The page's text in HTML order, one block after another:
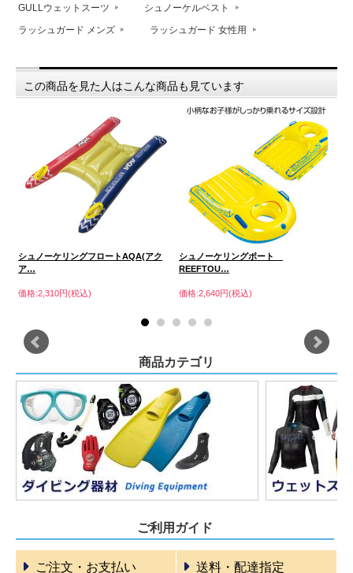
GULLウェットスーツ シュノーケルベスト
ラッシュガード メンズ ラッシュガード 女性用
この商品を見た人はこんな商品も見ています
シュノーケリングフロートAQA(アク
ア…
価格:2,310円(税込)
シュノーケリングボート
REEFTOU…
価格:2,640円(税込)
商品カテゴリ
ご利用ガイド
ご注文・お支払い 送料・配達指定